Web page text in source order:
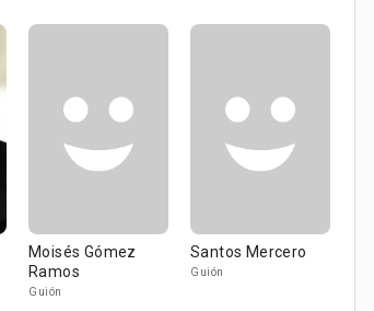
Moisés Gómez
Ramos
Guión
Santos Mercero
Guión